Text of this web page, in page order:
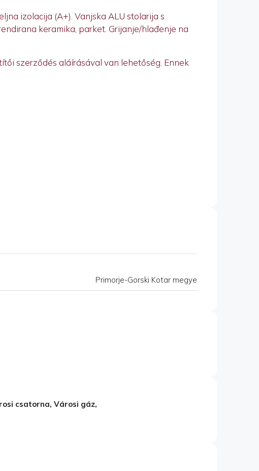
izolacija (A+). Vanjska ALU stolarija s
keramika, parket. Grijanje/hlađenje na
szerződés aláírásával van lehetőség. Ennek
Primorje-Gorski Kotar megye
csatorna, Városi gáz,